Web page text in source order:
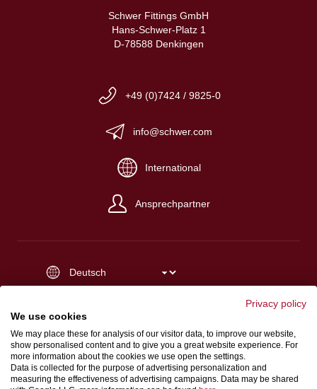
Schwer Fittings GmbH
Hans-Schwer-Platz 1
D-78588 Denkingen
+49 (0)7424 / 9825-0
info@schwer.com
International
Ansprechpartner
Verkaufs-, Einkaufs- und Lieferbedingungen
Datenschutz
Hinweisgeberschutzgesetz
Privacy policy
We use cookies
We may place these for analysis of our visitor data, to improve our website,
show personalised content and to give you a great website experience. For
more information about the cookies we use open the settings.
Data is collected for the purpose of advertising personalization and
measuring the effectiveness of advertising campaigns. Data may be shared